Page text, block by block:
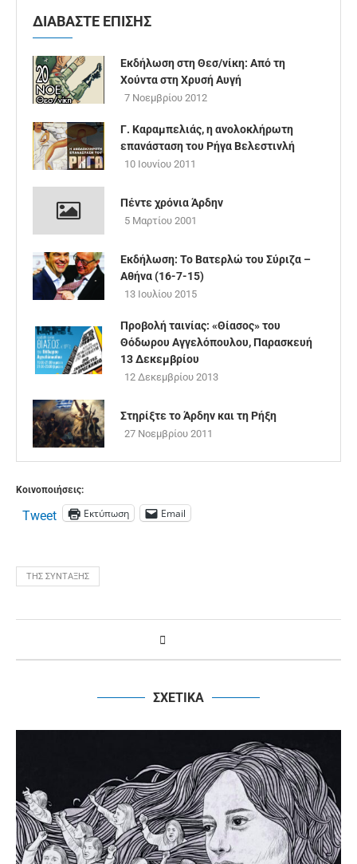
ΔΙΑΒΑΣΤΕ ΕΠΙΣΗΣ
Εκδήλωση στη Θεσ/νίκη: Από τη
Χούντα στη Χρυσή Αυγή
7 Νοεμβρίου 2012
Γ. Καραμπελιάς, η ανολοκλήρωτη
επανάσταση του Ρήγα Βελεστινλή
10 Ιουνίου 2011
Πέντε χρόνια Άρδην
5 Μαρτίου 2001
Εκδήλωση: Το Βατερλώ του Σύριζα –
Αθήνα (16-7-15)
13 Ιουλίου 2015
Προβολή ταινίας: «Θίασος» του
Θόδωρου Αγγελόπουλου, Παρασκευή
13 Δεκεμβρίου
12 Δεκεμβρίου 2013
Στηρίξτε το Άρδην και τη Ρήξη
27 Νοεμβρίου 2011
Κοινοποιήσεις:
Tweet Εκτύπωση Email
ΤΗΣ ΣΎΝΤΑΞΗΣ
ΣΧΕΤΙΚΑ